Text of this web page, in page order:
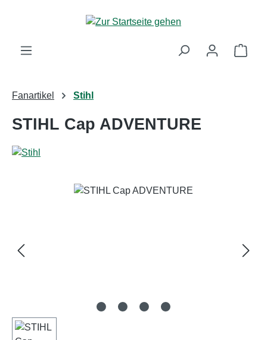
Zum Hauptinhalt springen
Fanartikel Stihl
STIHL Cap ADVENTURE